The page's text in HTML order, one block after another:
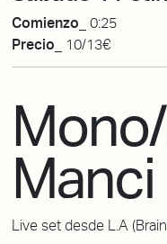
Comienzo_ 0:25
Precio_
10/13€
Manci
Live set desde L.A